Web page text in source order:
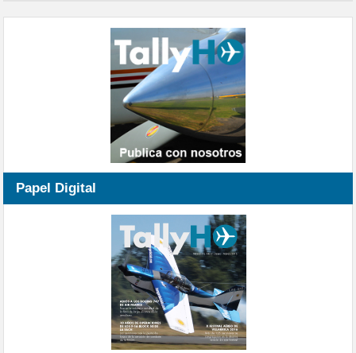
Papel Digital